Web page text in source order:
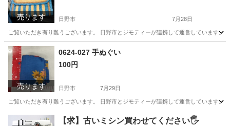
売ります 日野市 7月28日
ご覧いただき有り難うございます。 日野市とジモティーが連携して運営していま
東京 日野市 現地
売ります
0624-027 手ぬぐい
100円
日野市 7月29日
ご覧いただき有り難うございます。 日野市とジモティーが連携して運営していま
東京 日野市 小物 現地
【求】古いミシン買わせてください🖐️